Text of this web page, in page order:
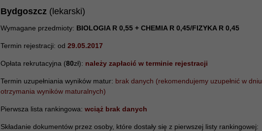
Bydgoszcz (lekarski)
Wymagane przedmioty: BIOLOGIA R 0,55 + CHEMIA R 0,45/FIZYKA R 0,45
Termin rejestracji: od 29.05.2017
Opłata rekrutacyjna (80zł): należy zapłacić w terminie rejestracji
Termin uzupełniania wyników matur: brak danych (rekomendujemy uzupełnić w dniu
otrzymania wyników maturalnych)
Pierwsza lista rankingowa: wciąż brak danych
Składanie dokumentów przez osoby, które dostały się z pierwszej listy rankingowej: